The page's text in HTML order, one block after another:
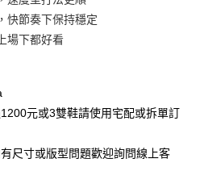
後才付款」的支付方式。 讓您購物簡單
卡、不需儲值。
證，即可結帳。
再付款。
快節奏下保持穩定
場下都好看
元或3雙鞋請使用宅配或拆單訂
尺寸或版型問題歡迎詢問線上客